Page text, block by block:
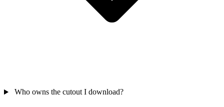
Who owns the cutout I download?